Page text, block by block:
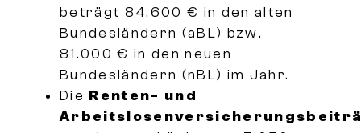
beträgt 84.600 € in den alten
Bundesländern (aBL) bzw.
81.000 € in den neuen
Bundesländern (nBL) im Jahr.
Die Renten- und